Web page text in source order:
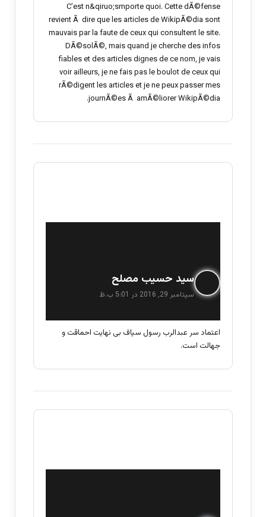
C’est n&qiruo;smporte quoi. Cette dÃ©fense
revient Ã dire que les articles de WikipÃ©dia sont
mauvais par la faute de ceux qui consultent le site.
DÃ©solÃ©, mais quand je cherche des infos
fiables et des articles dignes de ce nom, je vais
voir ailleurs, je ne fais pas le boulot de ceux qui
rÃ©digent les articles et je ne peux passer mes
journÃ©es Ã amÃ©liorer WikipÃ©dia.
سید حسیب مصلح
سپتامبر 29, 2016 در 5:01 ب.ظ
اعتماد سر عبدالرب رسول سیاف بی نهایت احماقت و
جهالت است.